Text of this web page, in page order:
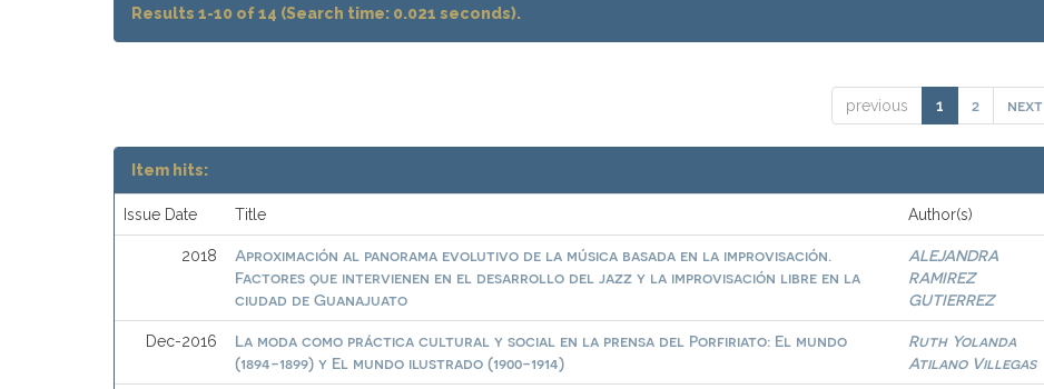
Results 1-10 of 14 (Search time: 0.021 seconds).
previous 1 2 next
Item hits:
Issue Date Title Author(s)
2018
Aproximación al panorama evolutivo de la música basada en la improvisación.
Factores que intervienen en el desarrollo del jazz y la improvisación libre en la
ciudad de Guanajuato
ALEJANDRA
RAMIREZ
GUTIERREZ
Dec-2016
La moda como práctica cultural y social en la prensa del Porfiriato: El mundo
(1894-1899) y El mundo ilustrado (1900-1914)
Ruth Yolanda
Atilano Villegas